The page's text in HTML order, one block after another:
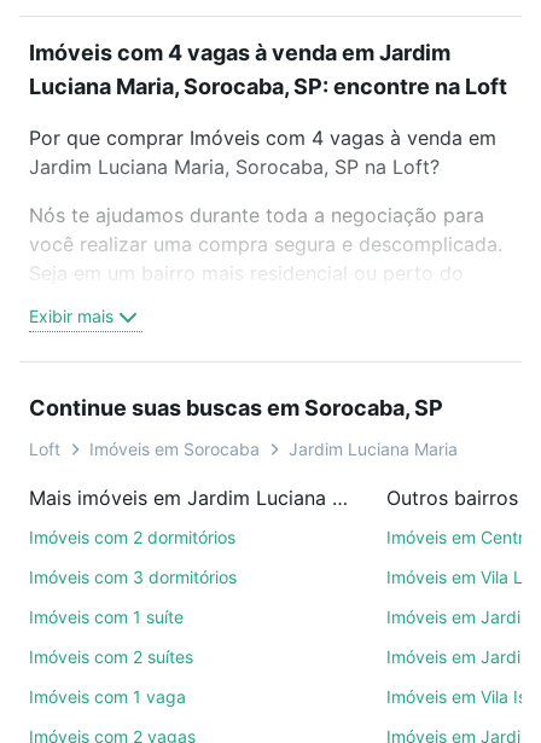
Imóveis com 4 vagas à venda em Jardim
Luciana Maria, Sorocaba, SP: encontre na Loft
Por que comprar Imóveis com 4 vagas à venda em
Jardim Luciana Maria, Sorocaba, SP na Loft?
Nós te ajudamos durante toda a negociação para
você realizar uma compra segura e descomplicada.
Seja em um bairro mais residencial ou perto do
oferta ideal de Imóveis com 4 vagas à venda em
Jardim Luciana Maria, Sorocaba, SP para conquistar
videochamada, é grátis, sem compromisso e você
ainda conta com mais de 46 mil corretores e
de imóveis.
ruas, bairros e até condomínios favoritos. Você
também pode usar os filtros como quantidade de
quartos, suítes, com ou sem vaga de garagem para
Exibir mais
Continue suas buscas em Sorocaba, SP
Loft Imóveis em Sorocaba Jardim Luciana Maria
Mais imóveis em Jardim Luciana Maria
Imóveis com 2 dormitórios
Imóveis com 3 dormitórios
Imóveis com 1 suíte
Imóveis com 2 suítes
Imóveis com 1 vaga
Imóveis com 2 vagas
Outros bairros
Imóveis em Centro
Imóveis em Vila
Imóveis em Jardim
Imóveis em Jardim
Imóveis em Vila
Imóveis em Jardim